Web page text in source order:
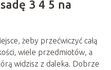
3 4 5 na
żeby przećwiczyć całą
wiele przedmiotów, a
widzisz z daleka. Dobrze